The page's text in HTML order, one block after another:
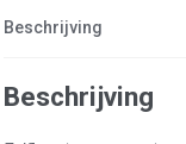
Beschrijving
Beschrijving